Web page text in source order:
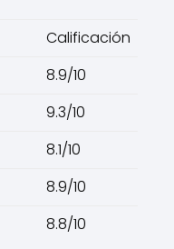
Calificación
8.9/10
9.3/10
8.1/10
8.9/10
8.8/10